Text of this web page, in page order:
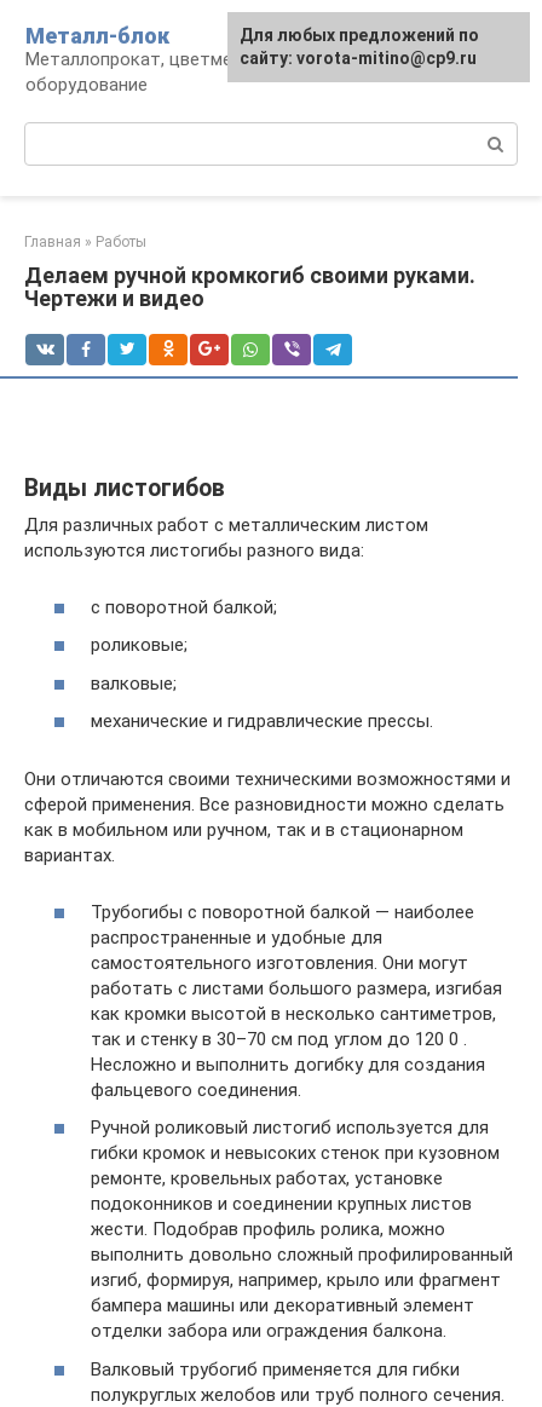
контенту
Металл-блок
Металлопрокат, цветмет, обработка и
оборудование
Главная » Работы
Делаем ручной кромкогиб своими руками.
Чертежи и видео
Виды листогибов
Для различных работ с металлическим листом
используются листогибы разного вида:
с поворотной балкой;
роликовые;
валковые;
механические и гидравлические прессы.
Они отличаются своими техническими возможностями и
сферой применения. Все разновидности можно сделать
как в мобильном или ручном, так и в стационарном
вариантах.
Трубогибы с поворотной балкой — наиболее
распространенные и удобные для
самостоятельного изготовления. Они могут
работать с листами большого размера, изгибая
как кромки высотой в несколько сантиметров,
так и стенку в 30–70 см под углом до 120 0 .
Несложно и выполнить догибку для создания
фальцевого соединения.
Ручной роликовый листогиб используется для
гибки кромок и невысоких стенок при кузовном
ремонте, кровельных работах, установке
подоконников и соединении крупных листов
жести. Подобрав профиль ролика, можно
выполнить довольно сложный профилированный
изгиб, формируя, например, крыло или фрагмент
бампера машины или декоративный элемент
отделки забора или ограждения балкона.
Валковый трубогиб применяется для гибки
полукруглых желобов или труб полного сечения.
Для любых предложений по
сайту: vorota-mitino@cp9.ru